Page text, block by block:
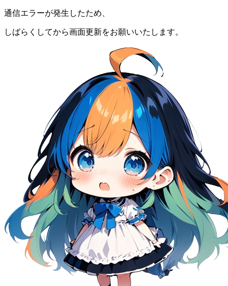
通信エラーが発生したため、
しばらくしてから画面更新をお願いいたします。